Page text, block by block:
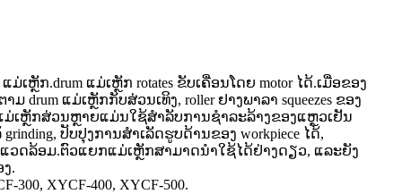
ເຫຼັກ.drum ແມ່ເຫຼັກ rotates ຂັບເຄື່ອນໂດຍ motor ໄດ້.ເມື່ອຂອງ
ແມ່ເຫຼັກກັບສ່ວນເທິງ, roller ຢາງພາລາ squeezes ຂອງ
ມ່ເຫຼັກສ່ວນຫຼາຍແມ່ນໃຊ້ສໍາລັບການຊໍາລະລ້າງຂອງແຫຼວເຢັນ
ປັບປຸງການສໍາເລັດຮູບດ້ານຂອງ workpiece ໄດ້,
ວດລ້ອມ.ຕົວແຍກແມ່ເຫຼັກສາມາດນໍາໃຊ້ໄດ້ຢ່າງດຽວ, ແລະຍັງ
.
XYCF-400, XYCF-500.